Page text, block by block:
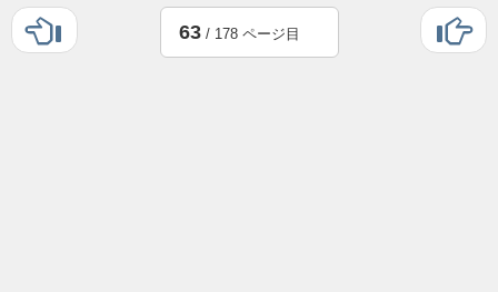
63/ 178 ページ目